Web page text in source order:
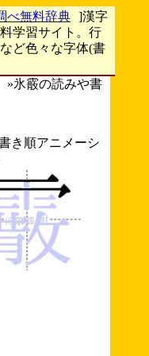
べ無料辞典 ]漢字
学習サイト。行
ど色々な字体(書
»氷霰の読みや書
き順アニメーシ